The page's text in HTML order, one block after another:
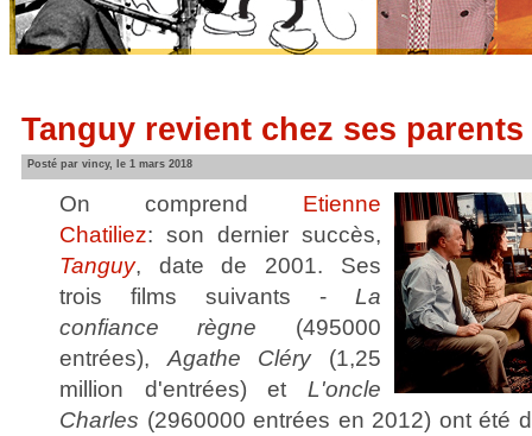
Tanguy revient chez ses parents
Posté par vincy, le 1 mars 2018
On comprend Etienne
Chatiliez: son dernier succès,
Tanguy, date de 2001. Ses
trois films suivants - La
confiance règne (495000
entrées), Agathe Cléry(1,25
million d'entrées) et L'oncle
Charles (2960000 entrées en 2012) ont été